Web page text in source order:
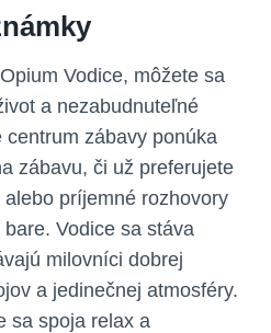
Vodice, môžete sa
a nezabudnuteľné
centrum zábavy ponúka
zábavu, či už preferujete
príjemné rozhovory
Vodice sa stáva
milovníci dobrej
a jedinečnej atmosféry.
sa spoja relax a